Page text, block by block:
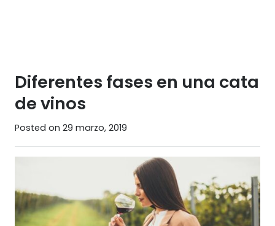
Diferentes fases en una cata
de vinos
Posted on 29 marzo, 2019